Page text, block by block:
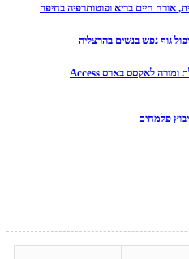
אורח חיים בריא ופוטותרפיה בחיפה
גוף נפש בנשים בהרצליה
שרונה סופר -מאמנת רוחנית, מטפלת ומורה לאקסס בארס Access
פלמחים